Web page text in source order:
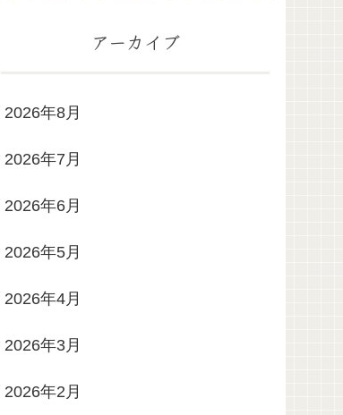
アーカイブ
2026年8月
2026年7月
2026年6月
2026年5月
2026年4月
2026年3月
2026年2月